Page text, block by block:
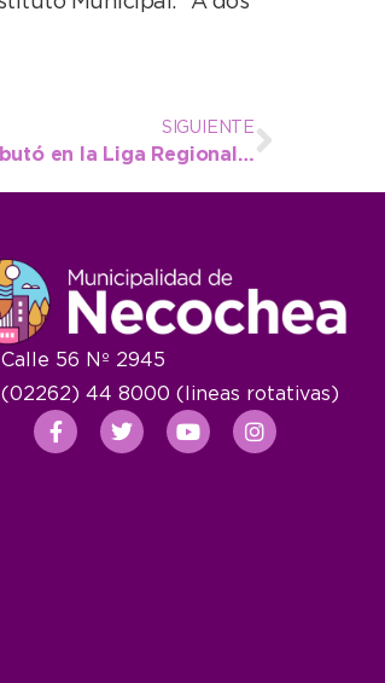
SIGUIENTE
La Escuela Municipal «Todos al Agua» debutó en la Liga Regional con un buen número de nadadores
Calle 56 Nº 2945
(02262) 44 8000 (lineas rotativas)